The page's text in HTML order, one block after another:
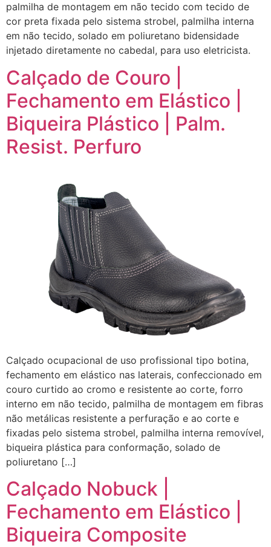
palmilha de montagem em não tecido com tecido de
cor preta fixada pelo sistema strobel, palmilha interna
em não tecido, solado em poliuretano bidensidade
injetado diretamente no cabedal, para uso eletricista.
Calçado de Couro |
Fechamento em Elástico |
Biqueira Plástico | Palm.
Resist. Perfuro
Calçado ocupacional de uso profissional tipo botina,
fechamento em elástico nas laterais, confeccionado em
couro curtido ao cromo e resistente ao corte, forro
interno em não tecido, palmilha de montagem em fibras
não metálicas resistente a perfuração e ao corte e
fixadas pelo sistema strobel, palmilha interna removível,
biqueira plástica para conformação, solado de
poliuretano […]
Calçado Nobuck |
Fechamento em Elástico |
Biqueira Composite